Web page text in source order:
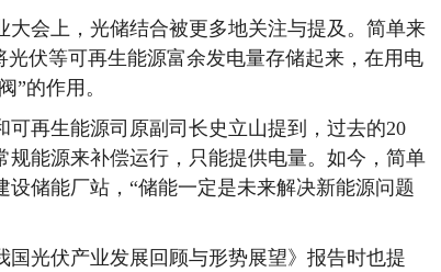
会上，光储结合被更多地关注与提及。简单来
伏等可再生能源富余发电量存储起来，在用电
”的作用。
再生能源司原副司长史立山提到，过去的20
能源来补偿运行，只能提供电量。如今，简单
储能厂站，“储能一定是未来解决新能源问题
光伏产业发展回顾与形势展望》报告时也提